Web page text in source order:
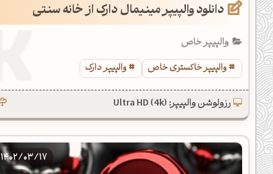
دانلود والپیپر مینیمال دارک از خانه سنتی
والپیپر خاص
والپیپر خاکستری خاص
والپیپر دارک
رزولوشن والپیپر: Ultra HD (4k)
1402/03/17